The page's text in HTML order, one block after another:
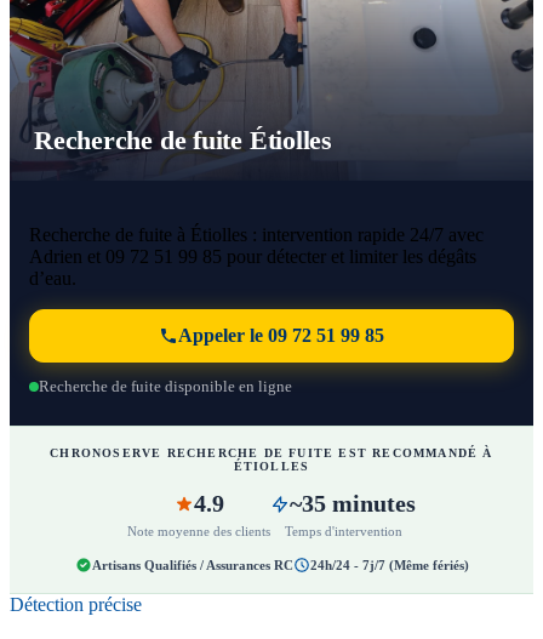
Recherche de fuite Étiolles
Recherche de fuite à Étiolles : intervention rapide 24/7 avec
Adrien et 09 72 51 99 85 pour détecter et limiter les dégâts
d’eau.
Appeler le 09 72 51 99 85
Recherche de fuite disponible en ligne
CHRONOSERVE RECHERCHE DE FUITE EST RECOMMANDÉ À
ÉTIOLLES
4.9
Note moyenne des clients
~35 minutes
Temps d'intervention
Artisans Qualifiés / Assurances RC 24h/24 - 7j/7 (Même fériés)
Détection précise